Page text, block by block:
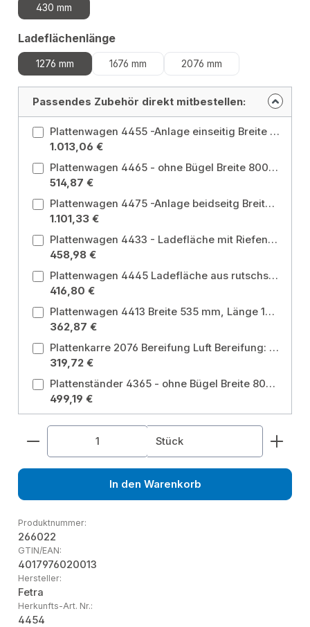
430 mm
Ladeflächenlängeauswählen
1276 mm 1676 mm 2076 mm
Passendes Zubehör direkt mitbestellen:
Plattenwagen 4455 -Anlage einseitig Breite 430 mm, Länge 1676 mm Ladeflächenbreite: 430 mm / Ladeflächenlänge: 1676 mm
1.013,06 €
Plattenwagen 4465 - ohne Bügel Breite 800 mm, Länge 1600 mm Ladeflächenbreite: 800 mm / Ladeflächenlänge: 1600 mm
514,87 €
Plattenwagen 4475 -Anlage beidseitg Breite 2x 230 mm, Länge 1676 mm Ladeflächenbreite: 2x 230 mm / Ladeflächenlänge: 1676 mm
1.101,33 €
Plattenwagen 4433 - Ladefläche mit Riefengummi Breite 535 mm, Länge 1270 mm Ladeflächenbreite: 535 mm / Ladeflächenlänge: 1270 mm
458,98 €
Plattenwagen 4445 Ladefläche aus rutschsicherer Siebdruckplatte aus wasserfestem Sperrholz
416,80 €
Plattenwagen 4413 Breite 535 mm, Länge 1270 mm Ladeflächenbreite: 535 mm / Ladeflächenlänge: 1270 mm
362,87 €
Plattenkarre 2076 Bereifung Luft Bereifung: Luft
319,72 €
Plattenständer 4365 - ohne Bügel Breite 800 mm, Länge 1600 mm Ladeflächenbreite: 800 mm / Ladeflächenlänge: 1600 mm
499,19 €
Produkt Anzahl: Gib den gewünschten Wert
Stück
In den Warenkorb
Produktnummer:
266022
GTIN/EAN:
4017976020013
Hersteller:
Fetra
Herkunfts-Art. Nr.:
4454